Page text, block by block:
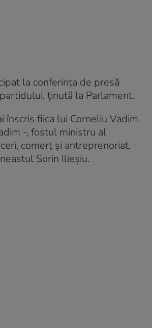
la conferinţa de presă
ținută la Parlament.
înscris fiica lui Corneliu Vadim
-, fostul ministru al
comerț și antreprenoriat,
Sorin Ilieşiu.